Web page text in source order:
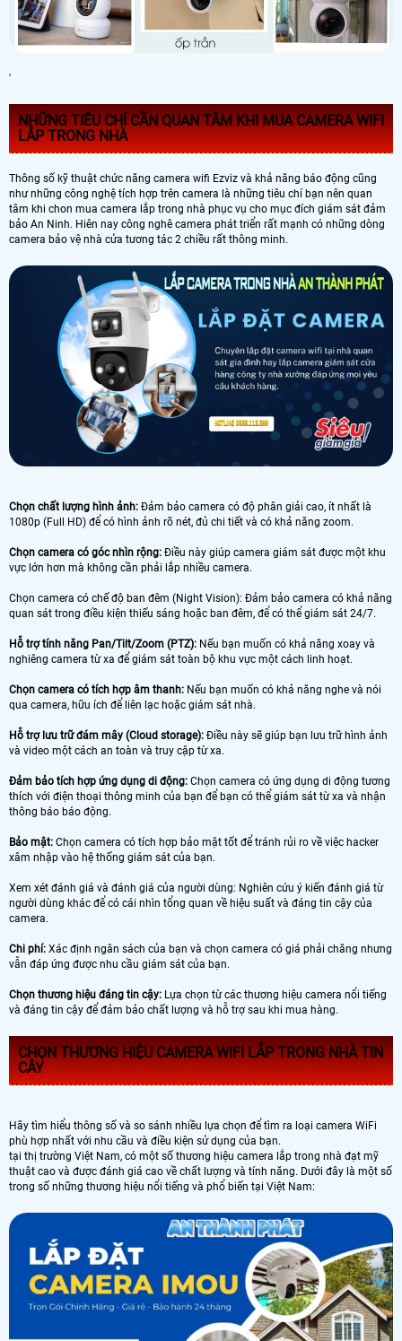
'
NHỮNG TIÊU CHÍ CẦN QUAN TÂM KHI MUA CAMERA WIFI
LẮP TRONG NHÀ
Thông số kỹ thuật chức năng camera wifi Ezviz và khả năng báo động cũng
như những công nghệ tích hợp trên camera là những tiêu chí bạn nên quan
tâm khi chon mua camera lắp trong nhà phục vụ cho mục đích giám sát đảm
bảo An Ninh. Hiên nay công nghê camera phát triển rất mạnh có những dòng
camera bảo vệ nhà cửa tương tác 2 chiều rất thông minh.
Chọn chất lượng hình ảnh: Đảm bảo camera có độ phân giải cao, ít nhất là
1080p (Full HD) để có hình ảnh rõ nét, đủ chi tiết và có khả năng zoom.
Chọn camera có góc nhìn rộng: Điều này giúp camera giám sát được một khu
vực lớn hơn mà không cần phải lắp nhiều camera.
Chọn camera có chế độ ban đêm (Night Vision): Đảm bảo camera có khả năng
quan sát trong điều kiện thiếu sáng hoặc ban đêm, để có thể giám sát 24/7.
Hỗ trợ tính năng Pan/Tilt/Zoom (PTZ): Nếu bạn muốn có khả năng xoay và
nghiêng camera từ xa để giám sát toàn bộ khu vực một cách linh hoạt.
Chọn camera có tích hợp âm thanh: Nếu bạn muốn có khả năng nghe và nói
qua camera, hữu ích để liên lạc hoặc giám sát nhà.
Hỗ trợ lưu trữ đám mây (Cloud storage): Điều này sẽ giúp bạn lưu trữ hình ảnh
và video một cách an toàn và truy cập từ xa.
Đảm bảo tích hợp ứng dụng di động: Chọn camera có ứng dụng di động tương
thích với điện thoại thông minh của bạn để bạn có thể giám sát từ xa và nhận
thông báo báo động.
Bảo mật: Chọn camera có tích hợp bảo mật tốt để tránh rủi ro về việc hacker
xâm nhập vào hệ thống giám sát của bạn.
Xem xét đánh giá và đánh giá của người dùng: Nghiên cứu ý kiến ​​đánh giá từ
người dùng khác để có cái nhìn tổng quan về hiệu suất và đáng tin cậy của
camera.
Chi phí: Xác định ngân sách của bạn và chọn camera có giá phải chăng nhưng
vẫn đáp ứng được nhu cầu giám sát của bạn.
Chọn thương hiệu đáng tin cậy: Lựa chọn từ các thương hiệu camera nổi tiếng
và đáng tin cậy để đảm bảo chất lượng và hỗ trợ sau khi mua hàng.
CHỌN THƯƠNG HIỆU CAMERA WIFI LẮP TRONG NHÀ TIN
CÂY
Hãy tìm hiểu thông số và so sánh nhiều lựa chọn để tìm ra loại camera WiFi
phù hợp nhất với nhu cầu và điều kiện sử dụng của bạn.
tại thị trường Việt Nam, có một số thương hiệu camera lắp trong nhà đạt mỹ
thuật cao và được đánh giá cao về chất lượng và tính năng. Dưới đây là một số
trong số những thương hiệu nổi tiếng và phổ biến tại Việt Nam: